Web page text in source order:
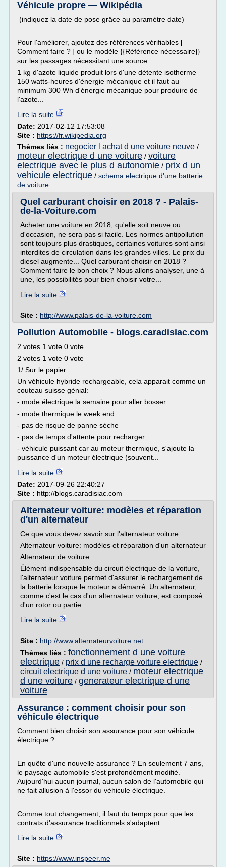
Véhicule propre — Wikipédia
(indiquez la date de pose grâce au paramètre date)
Pour l'améliorer, ajoutez des références vérifiables [
Comment faire ? ] ou le modèle {{Référence nécessaire}}
sur les passages nécessitant une source.
1 kg d'azote liquide produit lors d'une détente isotherme
150 watts-heures d'énergie mécanique et il faut au
minimum 300 Wh d'énergie mécanique pour produire de
l'azote...
Lire la suite
Date: 2017-02-12 17:53:08
Site : https://fr.wikipedia.org
Thèmes liés : negocier l achat d une voiture neuve /
moteur electrique d une voiture / voiture
electrique avec le plus d autonomie / prix d un
vehicule electrique / schema electrique d'une batterie
de voiture
Quel carburant choisir en 2018 ? - Palais-
de-la-Voiture.com
Acheter une voiture en 2018, qu'elle soit neuve ou
d'occasion, ne sera pas si facile. Les normes antipollution
sont toujours plus drastiques, certaines voitures sont ainsi
interdites de circulation dans les grandes villes. Le prix du
diesel augmente... Quel carburant choisir en 2018 ?
Comment faire le bon choix ? Nous allons analyser, une à
une, les possibilités pour bien choisir votre...
Lire la suite
Site : http://www.palais-de-la-voiture.com
Pollution Automobile - blogs.caradisiac.com
2 votes 1 vote 0 vote
2 votes 1 vote 0 vote
1/ Sur le papier
Un véhicule hybride rechargeable, cela apparait comme un
couteau suisse génial:
- mode électrique la semaine pour aller bosser
- mode thermique le week end
- pas de risque de panne sèche
- pas de temps d'attente pour recharger
- véhicule puissant car au moteur thermique, s'ajoute la
puissance d'un moteur électrique (souvent...
Lire la suite
Date: 2017-09-26 22:40:27
Site : http://blogs.caradisiac.com
Alternateur voiture: modèles et réparation
d'un alternateur
Ce que vous devez savoir sur l'alternateur voiture
Alternateur voiture: modèles et réparation d'un alternateur
Alternateur de voiture
Élément indispensable du circuit électrique de la voiture,
l'alternateur voiture permet d'assurer le rechargement de
la batterie lorsque le moteur a démarré. Un alternateur,
comme c'est le cas d'un alternateur voiture, est composé
d'un rotor ou partie...
Lire la suite
Site : http://www.alternateurvoiture.net
Thèmes liés : fonctionnement d une voiture
electrique / prix d une recharge voiture electrique /
circuit electrique d une voiture / moteur electrique
d une voiture / generateur electrique d une
voiture
Assurance : comment choisir pour son
véhicule électrique
Comment bien choisir son assurance pour son véhicule
électrique ?
En quête d'une nouvelle assurance ? En seulement 7 ans,
le paysage automobile s'est profondément modifié.
Aujourd'hui aucun journal, aucun salon de l'automobile qui
ne fait allusion à l'essor du véhicule électrique.
Comme tout changement, il faut du temps pour que les
contrats d'assurance traditionnels s'adaptent...
Lire la suite
Site : https://www.inspeer.me